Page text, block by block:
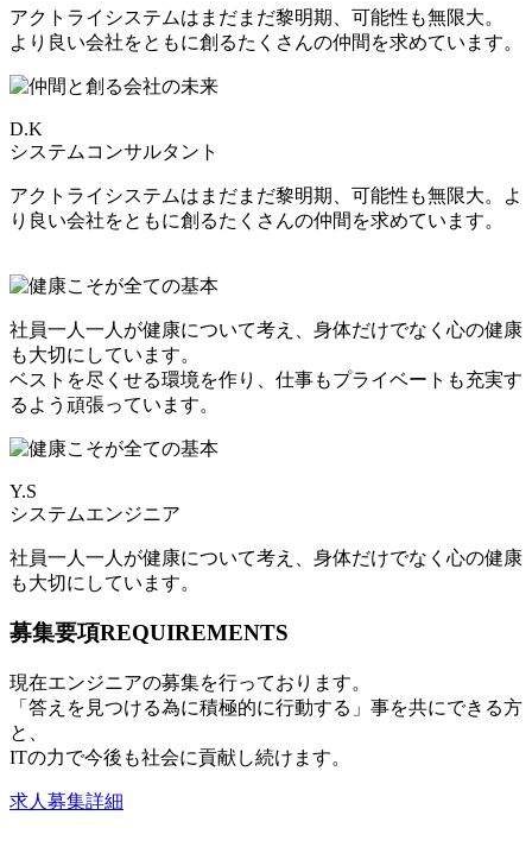
アクトライシステムはまだまだ黎明期、可能性も無限大。
より良い会社をともに創るたくさんの仲間を求めています。
D.K
システムコンサルタント
アクトライシステムはまだまだ黎明期、可能性も無限大。よ
り良い会社をともに創るたくさんの仲間を求めています。
社員一人一人が健康について考え、身体だけでなく心の健康
も大切にしています。
ベストを尽くせる環境を作り、仕事もプライベートも充実す
るよう頑張っています。
Y.S
システムエンジニア
社員一人一人が健康について考え、身体だけでなく心の健康
も大切にしています。
募集要項REQUIREMENTS
現在エンジニアの募集を行っております。
「答えを見つける為に積極的に行動する」事を共にできる方
と、
ITの力で今後も社会に貢献し続けます。
求人募集詳細